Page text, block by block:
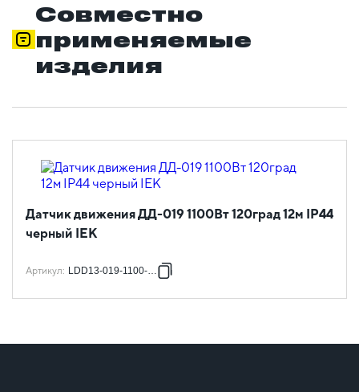
Совместно
применяемые
изделия
Датчик движения ДД-019 1100Вт 120град 12м IP44
черный IEK
Артикул: LDD13-019-1100-002